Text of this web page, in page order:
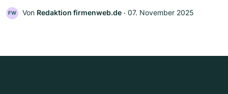
FW Von Redaktion firmenweb.de ‧ 07. November 2025